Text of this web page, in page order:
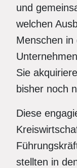
und
welchen
Menschen
Sie
bisher noch
Diese
stellten in